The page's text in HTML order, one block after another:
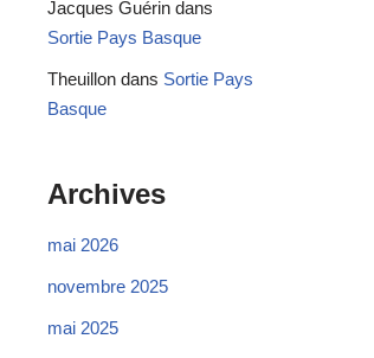
Jacques Guérin dans
Sortie Pays Basque
Theuillon dans Sortie Pays
Basque
Archives
mai 2026
novembre 2025
mai 2025